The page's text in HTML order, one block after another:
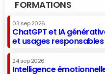
FORMATIONS
03 sep 2026
ChatGPT et IA
et usages responsables
24 sep 2026
Intelligence